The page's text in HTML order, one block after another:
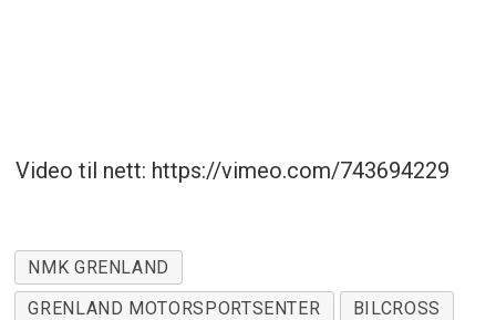
Video til nett: https://vimeo.com/743694229
NMK GRENLAND
GRENLAND MOTORSPORTSENTER
BILCROSS